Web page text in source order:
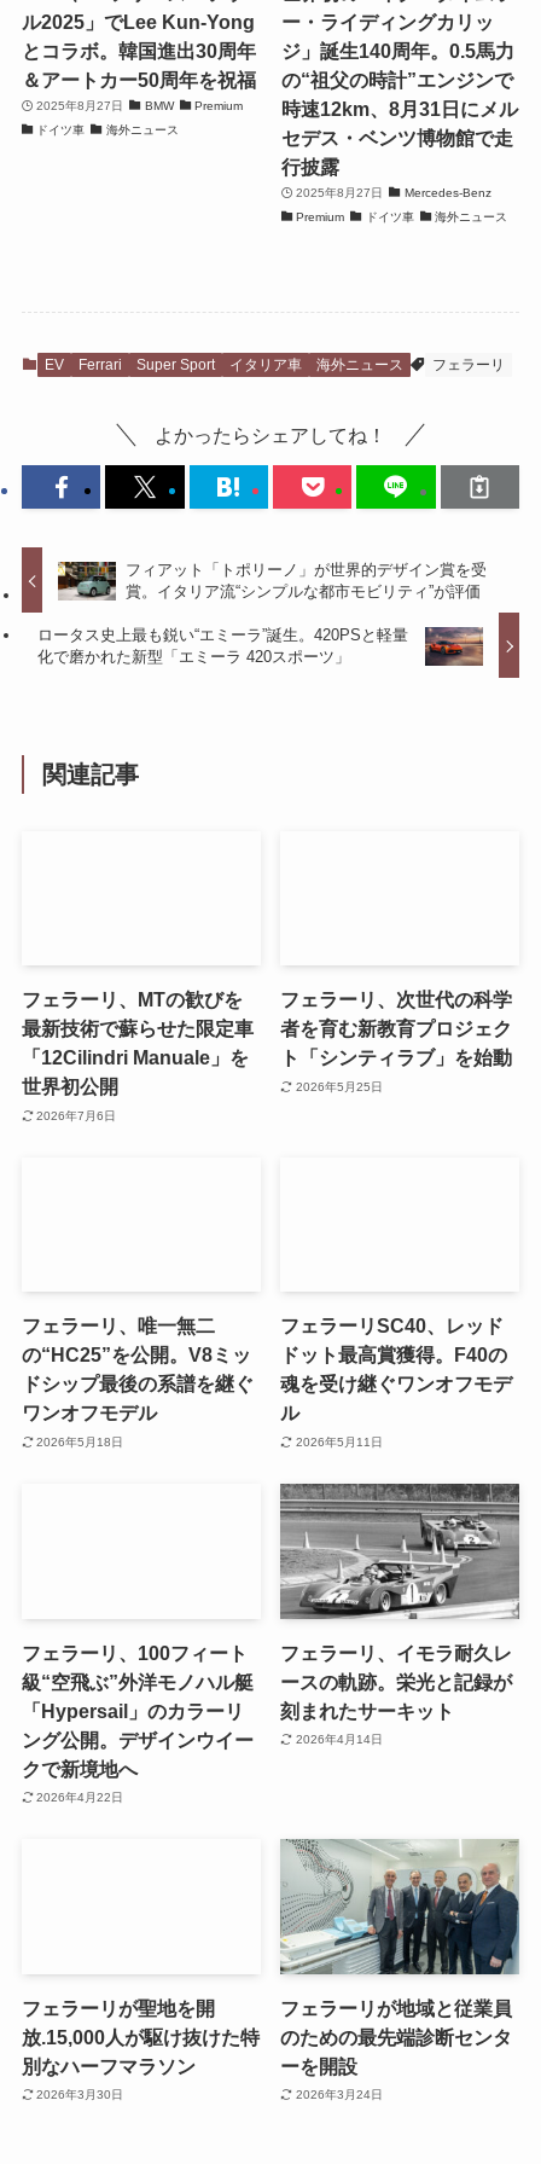
ル2025」でLee Kun-Yong
とコラボ。韓国進出30周年
＆アートカー50周年を祝福
2025年8月27日 BMW
Premium
ドイツ車
海外ニュース
ー・ライディングカリッ
ジ」誕生140周年。0.5馬力
の“祖父の時計”エンジンで
時速12km、8月31日にメル
セデス・ベンツ博物館で走
行披露
2025年8月27日
Mercedes-Benz
Premium
ドイツ車 海外ニュース
EV Ferrari Super Sport イタリア車 海外ニュース フェラーリ
よかったらシェアしてね！
フィアット「トポリーノ」が世界的デザイン賞を受
賞。イタリア流“シンプルな都市モビリティ”が評価
ロータス史上最も鋭い“エミーラ”誕生。420PSと軽量
化で磨かれた新型「エミーラ 420スポーツ」
関連記事
フェラーリ、MTの歓びを
最新技術で蘇らせた限定車
「12Cilindri Manuale」を
世界初公開
2026年7月6日
フェラーリ、次世代の科学
者を育む新教育プロジェク
ト「シンティラブ」を始動
2026年5月25日
フェラーリ、唯一無二
の“HC25”を公開。V8ミッ
ドシップ最後の系譜を継ぐ
ワンオフモデル
2026年5月18日
フェラーリSC40、レッド
ドット最高賞獲得。F40の
魂を受け継ぐワンオフモデ
ル
2026年5月11日
フェラーリ、100フィート
級“空飛ぶ”外洋モノハル艇
「Hypersail」のカラーリ
ング公開。デザインウイー
クで新境地へ
2026年4月22日
フェラーリ、イモラ耐久レ
ースの軌跡。栄光と記録が
刻まれたサーキット
2026年4月14日
フェラーリが聖地を開
放.15,000人が駆け抜けた特
別なハーフマラソン
2026年3月30日
フェラーリが地域と従業員
のための最先端診断センタ
ーを開設
2026年3月24日